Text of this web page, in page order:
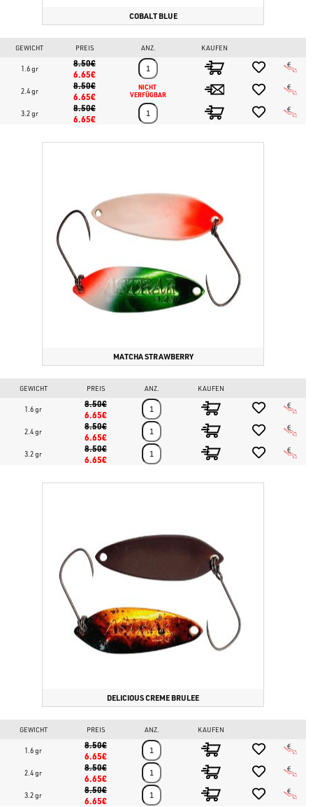
COBALT BLUE
GEWICHT PREIS ANZ. KAUFEN
1.6 gr
8.50€
6.65€
2.4 gr
8.50€
6.65€
NICHT
VERFÜGBAR
3.2 gr
8.50€
6.65€
MATCHA STRAWBERRY
GEWICHT PREIS ANZ. KAUFEN
1.6 gr
8.50€
6.65€
2.4 gr
8.50€
6.65€
3.2 gr
8.50€
6.65€
DELICIOUS CREME BRULEE
GEWICHT PREIS ANZ. KAUFEN
1.6 gr
8.50€
6.65€
2.4 gr
8.50€
6.65€
3.2 gr
8.50€
6.65€